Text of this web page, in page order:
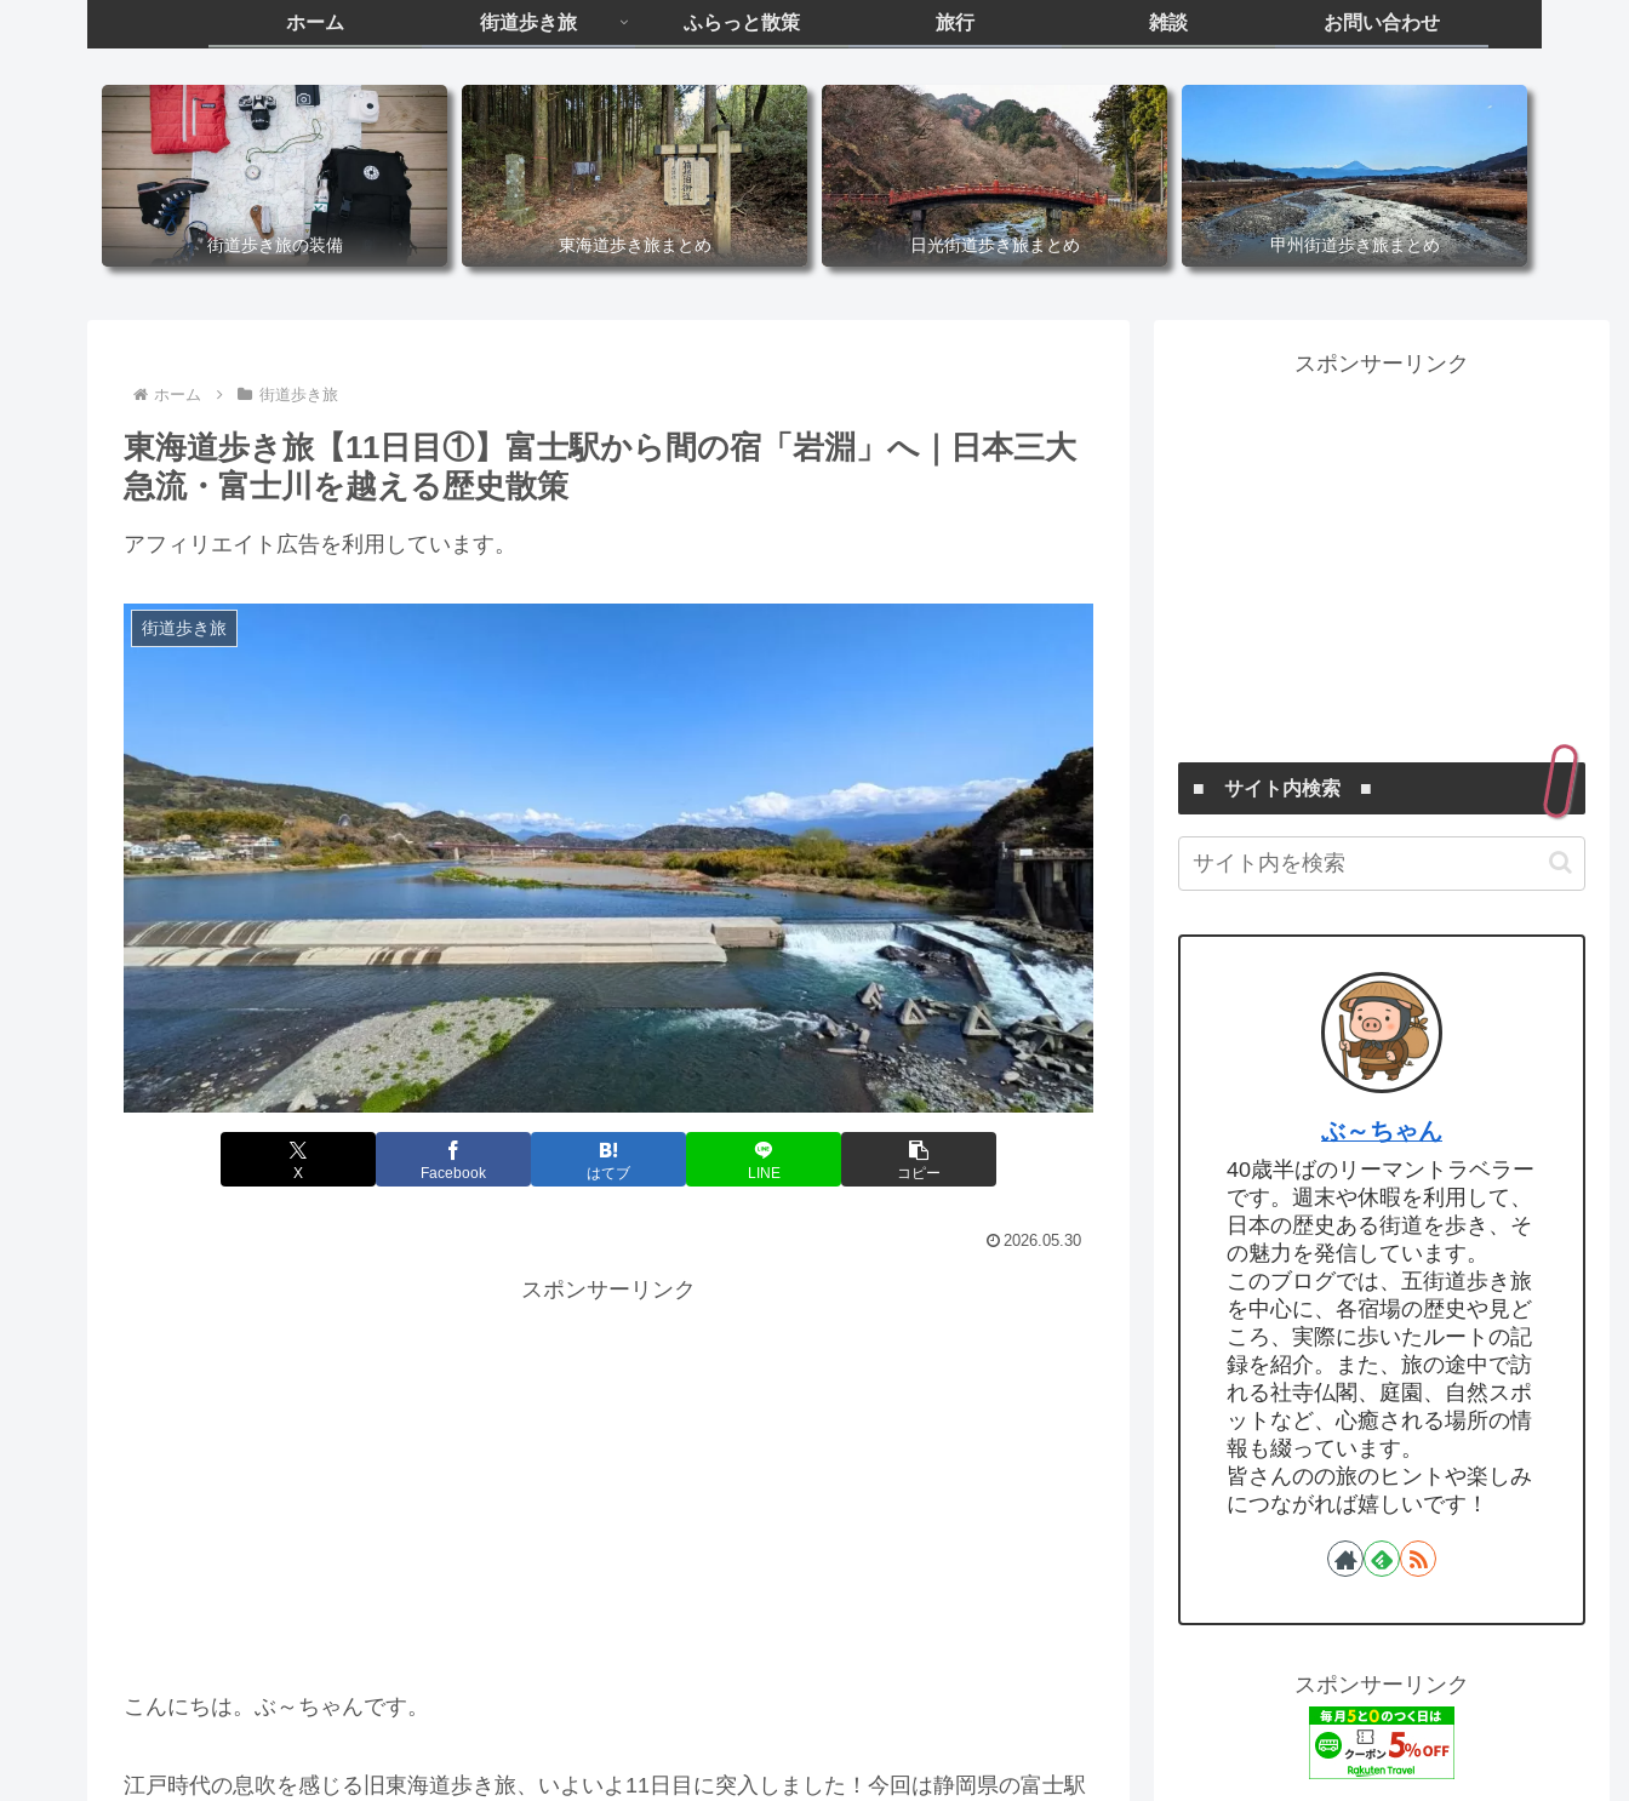
ホーム 街道歩き旅 ふらっと散策 旅行 雑談 お問い合わせ
街道歩き旅の装備 東海道歩き旅まとめ 日光街道歩き旅まとめ 甲州街道歩き旅まとめ
ホーム 街道歩き旅
東海道歩き旅【11日目①】富士駅から間の宿「岩淵」へ｜日本三大
急流・富士川を越える歴史散策
アフィリエイト広告を利用しています。
街道歩き旅
X Facebook はてブ LINE コピー
2026.05.30
スポンサーリンク
こんにちは。ぶ～ちゃんです。
江戸時代の息吹を感じる旧東海道歩き旅、いよいよ11日目に突入しました！今回は静岡県の富士駅
スポンサーリンク
■ サイト内検索 ■
ぶ～ちゃん
40歳半ばのリーマントラベラー
です。週末や休暇を利用して、
日本の歴史ある街道を歩き、そ
の魅力を発信しています。
このブログでは、五街道歩き旅
を中心に、各宿場の歴史や見ど
ころ、実際に歩いたルートの記
録を紹介。また、旅の途中で訪
れる社寺仏閣、庭園、自然スポ
ットなど、心癒される場所の情
報も綴っています。
皆さんのの旅のヒントや楽しみ
につながれば嬉しいです！
スポンサーリンク